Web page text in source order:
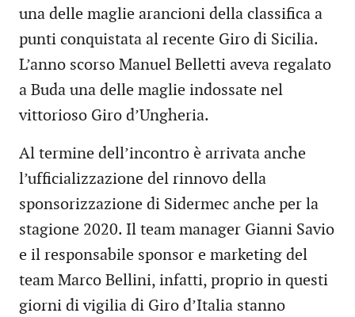
una delle maglie arancioni della classifica a
punti conquistata al recente Giro di Sicilia.
L’anno scorso Manuel Belletti aveva regalato
a Buda una delle maglie indossate nel
vittorioso Giro d’Ungheria.
Al termine dell’incontro è arrivata anche
l’ufficializzazione del rinnovo della
sponsorizzazione di Sidermec anche per la
stagione 2020. Il team manager Gianni Savio
e il responsabile sponsor e marketing del
team Marco Bellini, infatti, proprio in questi
giorni di vigilia di Giro d’Italia stanno